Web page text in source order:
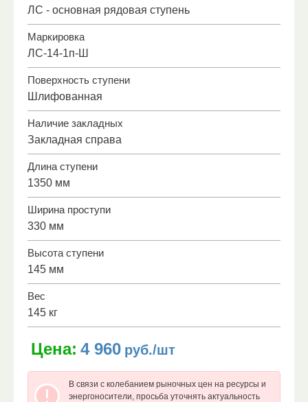
ЛС - основная рядовая ступень
Маркировка
ЛС-14-1п-Ш
Поверхность ступени
Шлифованная
Наличие закладных
Закладная справа
Длина ступени
1350 мм
Ширина проступи
330 мм
Высота ступени
145 мм
Вес
145 кг
Цена: 4 960 руб./шт
В связи с колебанием рыночных цен на ресурсы и
энергоносители, просьба уточнять актуальность